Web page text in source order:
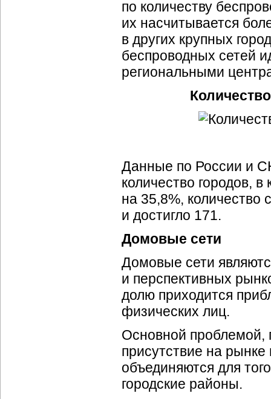
по количеству
их насчитывается
в других крупных
беспроводных сетей
региональными
Данные по России и
количество городов,
на 35,8%, количество
и достигло 171.
Домовые сети
Домовые сети
и перспективных
долю приходится
физических лиц.
Основной проблемой,
присутствие на
объединяются для
городские районы.